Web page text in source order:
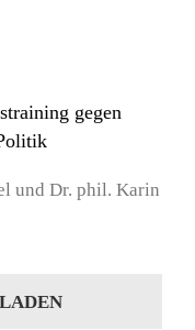
gegen
und Dr. phil. Karin